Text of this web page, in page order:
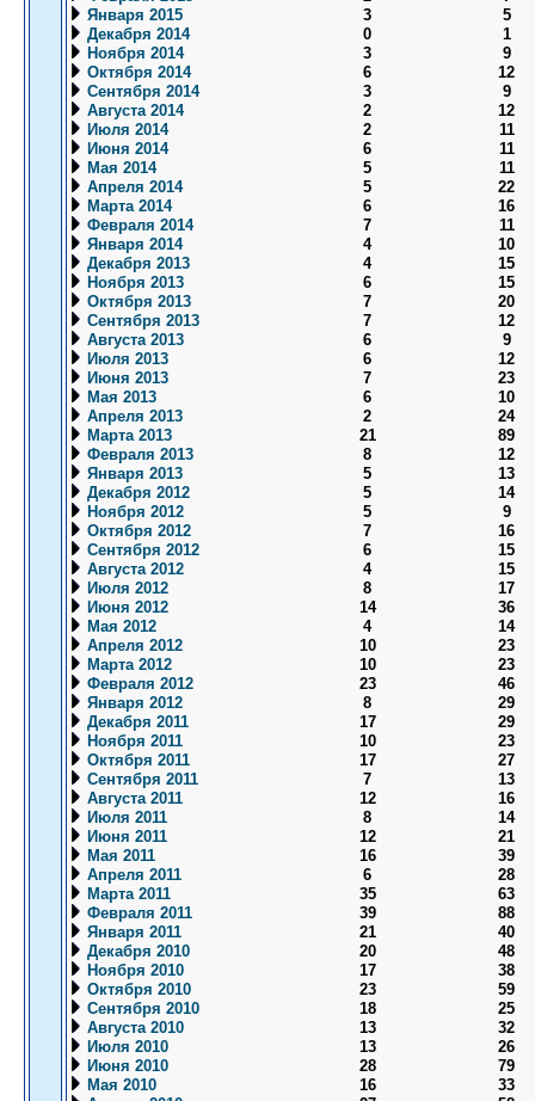
Января 2015
3
5
Декабря 2014
0
1
Ноября 2014
3
9
Октября 2014
6
12
Сентября 2014
3
9
Августа 2014
2
12
Июля 2014
2
11
Июня 2014
6
11
Мая 2014
5
11
Апреля 2014
5
22
Марта 2014
6
16
Февраля 2014
7
11
Января 2014
4
10
Декабря 2013
4
15
Ноября 2013
6
15
Октября 2013
7
20
Сентября 2013
7
12
Августа 2013
6
9
Июля 2013
6
12
Июня 2013
7
23
Мая 2013
6
10
Апреля 2013
2
24
Марта 2013
21
89
Февраля 2013
8
12
Января 2013
5
13
Декабря 2012
5
14
Ноября 2012
5
9
Октября 2012
7
16
Сентября 2012
6
15
Августа 2012
4
15
Июля 2012
8
17
Июня 2012
14
36
Мая 2012
4
14
Апреля 2012
10
23
Марта 2012
10
23
Февраля 2012
23
46
Января 2012
8
29
Декабря 2011
17
29
Ноября 2011
10
23
Октября 2011
17
27
Сентября 2011
7
13
Августа 2011
12
16
Июля 2011
8
14
Июня 2011
12
21
Мая 2011
16
39
Апреля 2011
6
28
Марта 2011
35
63
Февраля 2011
39
88
Января 2011
21
40
Декабря 2010
20
48
Ноября 2010
17
38
Октября 2010
23
59
Сентября 2010
18
25
Августа 2010
13
32
Июля 2010
13
26
Июня 2010
28
79
Мая 2010
16
33